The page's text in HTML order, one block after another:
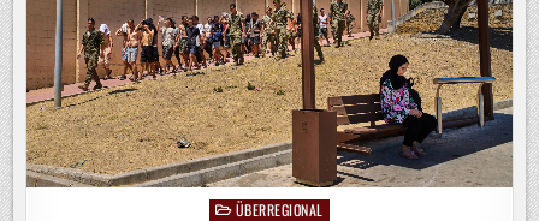
PostedÜBERREGIONAL